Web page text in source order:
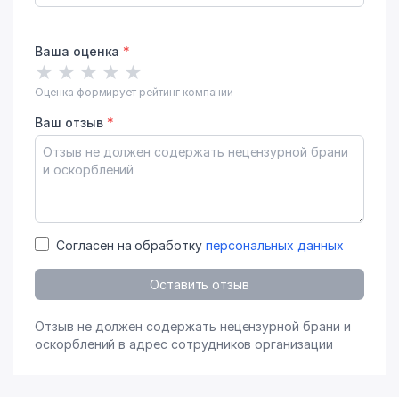
Ваша оценка *
★ ★ ★ ★ ★
Оценка формирует рейтинг компании
Ваш отзыв *
Согласен на обработку персональных данных
Оставить отзыв
Отзыв не должен содержать нецензурной брани и
оскорблений в адрес сотрудников организации